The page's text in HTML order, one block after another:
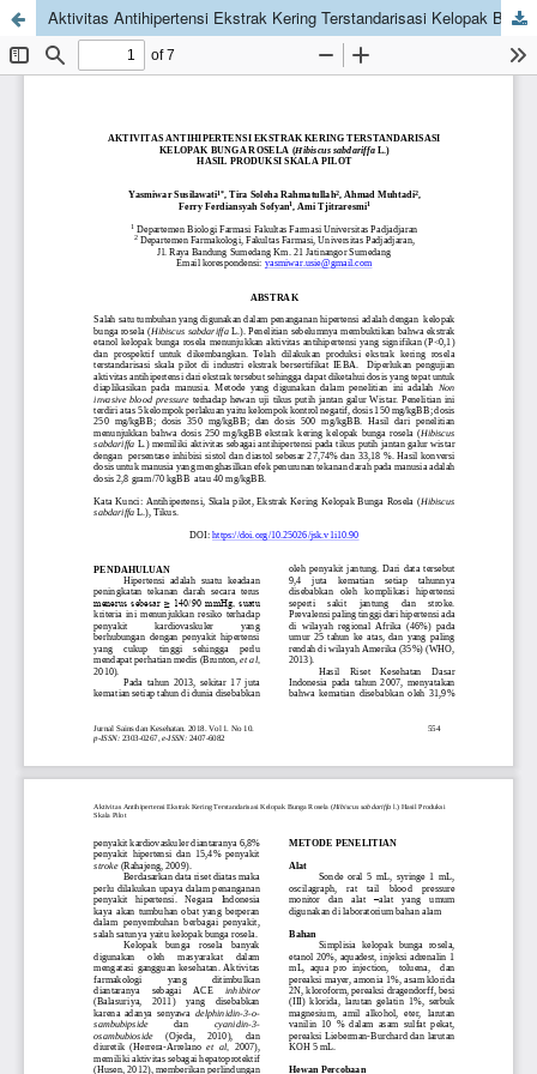
Aktivitas Antihipertensi Ekstrak Kering Terstandarisasi Kelopak Bunga Rosela (Hibiscus sabdariffa L.) Hasil Produksi Skala Pilot